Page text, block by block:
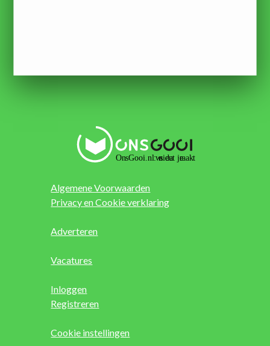
Algemene Voorwaarden
Privacy en Cookie verklaring
Adverteren
Vacatures
Inloggen
Registreren
Cookie instellingen